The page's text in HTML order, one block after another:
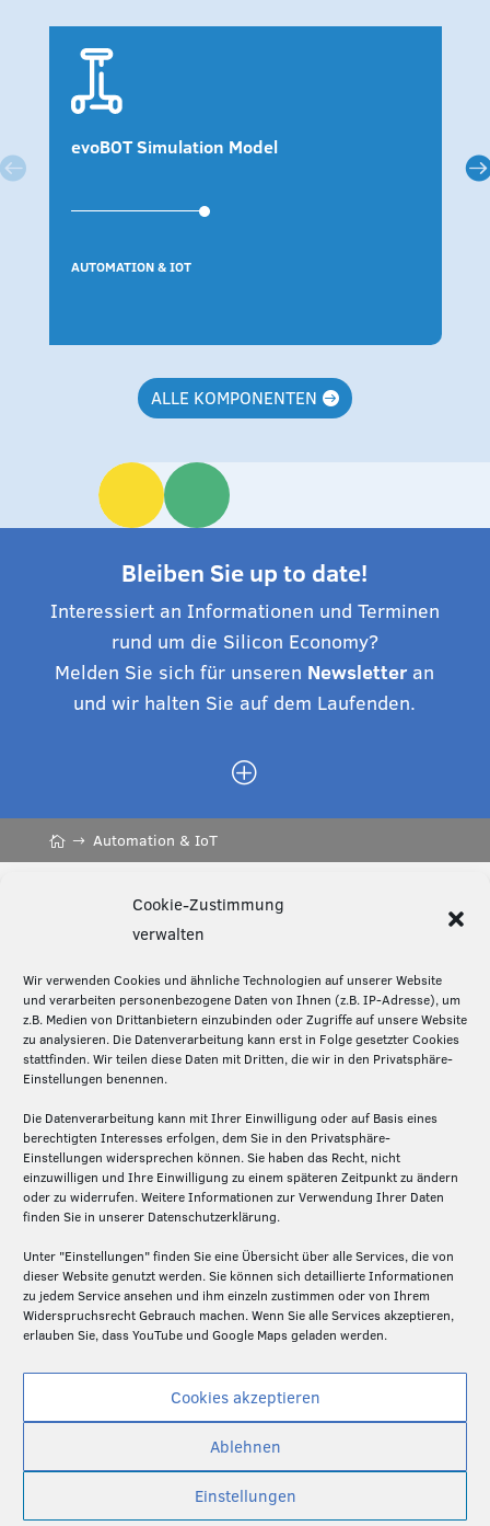
Cookie-Zustimmung
verwalten
Wir verwenden Cookies und ähnliche Technologien auf unserer Website
und verarbeiten personenbezogene Daten von Ihnen (z.B. IP-Adresse), um
z.B. Medien von Drittanbietern einzubinden oder Zugriffe auf unsere Website
zu analysieren. Die Datenverarbeitung kann erst in Folge gesetzter Cookies
stattfinden. Wir teilen diese Daten mit Dritten, die wir in den Privatsphäre-
Einstellungen benennen.
Die Datenverarbeitung kann mit Ihrer Einwilligung oder auf Basis eines
berechtigten Interesses erfolgen, dem Sie in den Privatsphäre-
Einstellungen widersprechen können. Sie haben das Recht, nicht
einzuwilligen und Ihre Einwilligung zu einem späteren Zeitpunkt zu ändern
oder zu widerrufen. Weitere Informationen zur Verwendung Ihrer Daten
finden Sie in unserer Datenschutzerklärung.
Unter "Einstellungen" finden Sie eine Übersicht über alle Services, die von
dieser Website genutzt werden. Sie können sich detaillierte Informationen
zu jedem Service ansehen und ihm einzeln zustimmen oder von Ihrem
Widerspruchsrecht Gebrauch machen. Wenn Sie alle Services akzeptieren,
erlauben Sie, dass YouTube und Google Maps geladen werden.
Cookies akzeptieren
Ablehnen
Einstellungen
evoBOT Simulation Model
AUTOMATION & IOT
ALLE KOMPONENTEN
Bleiben Sie up to date!
Interessiert an Informationen und Terminen
rund um die Silicon Economy?
Melden Sie sich für unseren Newsletteran
und wir halten Sie auf dem Laufenden.
P
Automation & IoT
Diese Seite teilen:
Über die Silicon Economy
Die Silicon Economy ist eine Initiative des
2024) des Bundesministeriums für Digitales und
Verkehr. Die Projektpartner – Fraunhofer IML,
Fraunhofer ISST und Technische Universität
Dortmund – schaffen hier auf der Basis von Open
Source die Grundlagen für ein föderiertes und
dezentrales Plattformen-Ökosystem in der Logistik.
© Silicon Economy |Datenschutzerklärung